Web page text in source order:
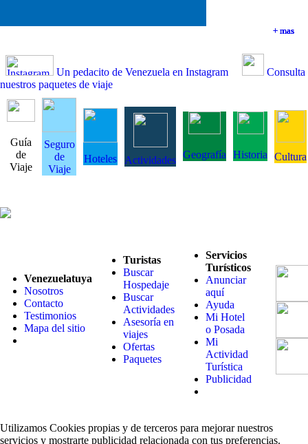
+ mas
+ mas
+ mas
+ mas
Un pedacito de Venezuela en Instagram
Consulta
nuestros paquetes de viaje
Guía
de
Viaje
Seguro
de
Viaje
Hoteles Actividades Geografía Historia Cultura
Venezuelatuya
Nosotros
Contacto
Testimonios
Mapa del sitio
Turistas
Buscar
Hospedaje
Buscar
Actividades
Asesoría en
viajes
Ofertas
Paquetes
Servicios
Turísticos
Anunciar
aquí
Ayuda
Mi Hotel
o Posada
Mi
Actividad
Turística
Publicidad
Utilizamos Cookies propias y de terceros para mejorar nuestros
servicios y mostrarte publicidad relacionada con tus preferencias.